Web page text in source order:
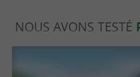
NOUS AVONS TESTÉ